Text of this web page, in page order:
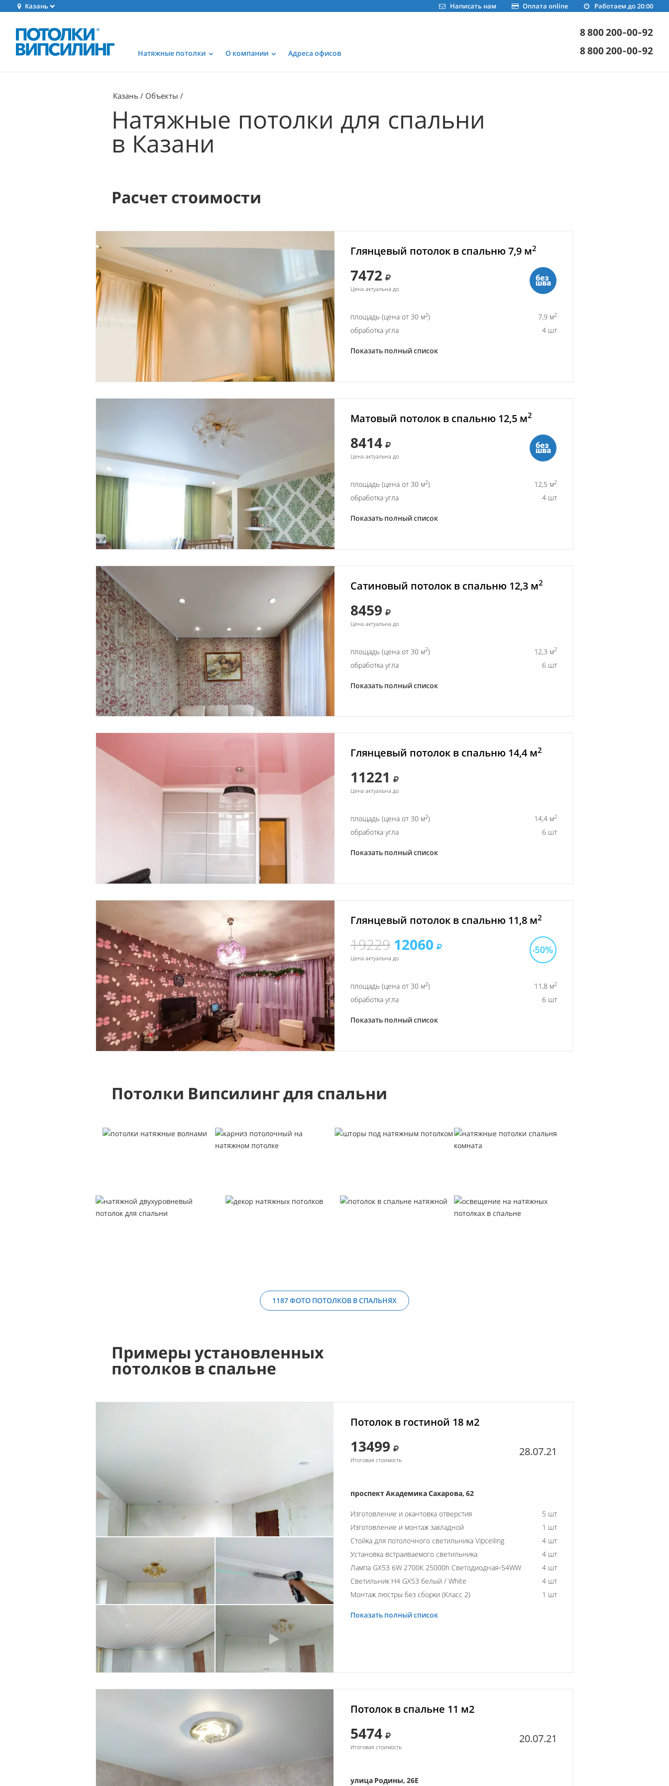
Казань Работаем до 20:00
Оплата online
Написать нам
Натяжные потолки О компании Адреса офисов
8 800 200-00-92
8 800 200-00-92
Казань Объекты
Натяжные потолки для спальни
в Казани
Расчет стоимости
Глянцевый потолок в спальню 7,9 м2
7472
Цена актуальна до
площадь (цена от 30 м2) 7,9 м2
обработка угла 4 шт
Показать полный список
Матовый потолок в спальню 12,5 м2
8414
Цена актуальна до
площадь (цена от 30 м2) 12,5 м2
обработка угла 4 шт
Показать полный список
Сатиновый потолок в спальню 12,3 м2
8459
Цена актуальна до
площадь (цена от 30 м2) 12,3 м2
обработка угла 6 шт
Показать полный список
Глянцевый потолок в спальню 14,4 м2
11221
Цена актуальна до
площадь (цена от 30 м2) 14,4 м2
обработка угла 6 шт
Показать полный список
Глянцевый потолок в спальню 11,8 м2
19229 12060
Цена актуальна до
площадь (цена от 30 м2) 11,8 м2
обработка угла 6 шт
Показать полный список
Потолки Випсилинг для спальни
1187 ФОТО ПОТОЛКОВ В СПАЛЬНЯХ
Примеры установленных
потолков в спальне
Потолок в гостиной 18 м2
13499
Итоговая стоимость
28.07.21
проспект Академика Сахарова, 62
Изготовление и окантовка отверстия
5 шт
Изготовление и монтаж закладной
1 шт
Стойка для потолочного светильника Vipceiling
4 шт
Установка встраиваемого светильника
4 шт
Лампа GX53 6W 2700К 25000h Светодиодная-54WW
4 шт
Светильник H4 GX53 белый / White
4 шт
Монтаж люстры без сборки (Класс 2)
1 шт
Показать полный список
Потолок в спальне 11 м2
5474
Итоговая стоимость
20.07.21
улица Родины, 26Е